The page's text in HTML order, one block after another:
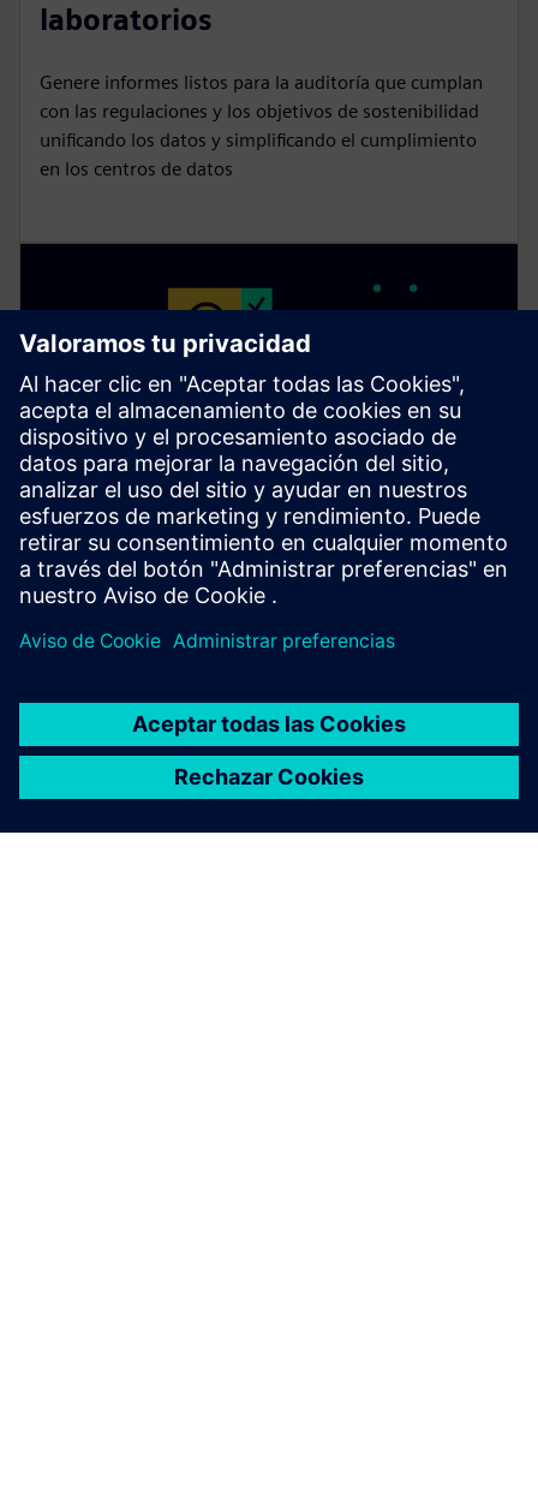
laboratorios
Genere informes listos para la auditoría que cumplan
con las regulaciones y los objetivos de sostenibilidad
unificando los datos y simplificando el cumplimiento
en los centros de datos
Potencia la flexibilidad con
Smart Lab Ecosystem
flexibles, seguros y energéticamente eficientes con
una infraestructura modular y sostenible para las
necesidades de investigación modernas.